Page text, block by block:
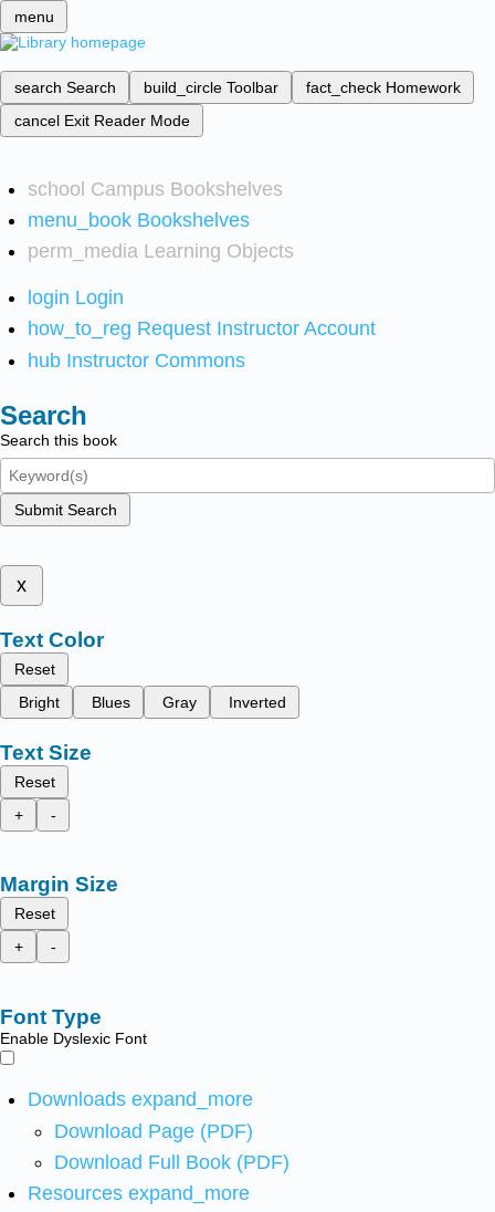
menu
search Search build_circle Toolbar fact_check Homework
cancel Exit Reader Mode
school Campus Bookshelves
menu_book Bookshelves
perm_media Learning Objects
login Login
how_to_reg Request Instructor Account
hub Instructor Commons
Search
Search this book
Submit Search
x
Text Color
Reset
Bright
Blues Gray Inverted
Text Size
Reset
+
-
Margin Size
Reset
+
-
Font Type
Enable Dyslexic Font
Downloads expand_more
Download Page (PDF)
Download Full Book (PDF)
Resources expand_more